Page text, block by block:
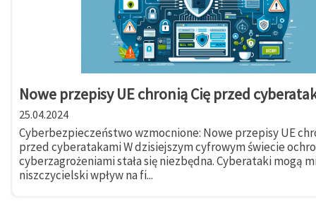
Nowe przepisy UE chronią Cię przed
25.04.2024
Cyberbezpieczeństwo wzmocnione: Nowe przepisy UE
przed cyberatakami W dzisiejszym cyfrowym świecie
cyberzagrożeniami stała się niezbędna. Cyberataki mogą
niszczycielski wpływ na fi...